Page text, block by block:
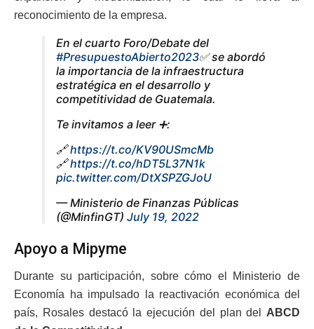
reconocimiento de la empresa.
En el cuarto Foro/Debate del
#PresupuestoAbierto2023✅ se abordó
la importancia de la infraestructura
estratégica en el desarrollo y
competitividad de Guatemala.
Te invitamos a leer ➕:
🔗https://t.co/KV90USmcMb
🔗https://t.co/hDT5L37N1k
pic.twitter.com/DtXSPZGJoU
— Ministerio de Finanzas Públicas
(@MinfinGT) July 19, 2022
Apoyo a Mipyme
Durante su participación, sobre cómo el Ministerio de
Economía ha impulsado la reactivación económica del
país, Rosales destacó la ejecución del plan del ABCD